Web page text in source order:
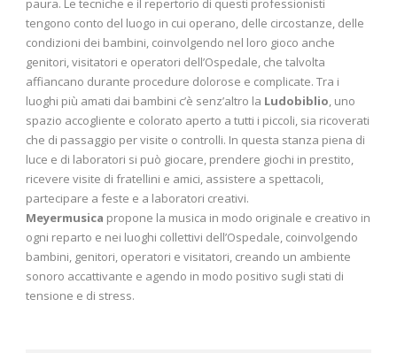
paura. Le tecniche e il repertorio di questi professionisti
tengono conto del luogo in cui operano, delle circostanze, delle
condizioni dei bambini, coinvolgendo nel loro gioco anche
genitori, visitatori e operatori dell’Ospedale, che talvolta
affiancano durante procedure dolorose e complicate. Tra i
luoghi più amati dai bambini c’è senz’altro la Ludobiblio, uno
spazio accogliente e colorato aperto a tutti i piccoli, sia ricoverati
che di passaggio per visite o controlli. In questa stanza piena di
luce e di laboratori si può giocare, prendere giochi in prestito,
ricevere visite di fratellini e amici, assistere a spettacoli,
partecipare a feste e a laboratori creativi.
Meyermusica propone la musica in modo originale e creativo in
ogni reparto e nei luoghi collettivi dell’Ospedale, coinvolgendo
bambini, genitori, operatori e visitatori, creando un ambiente
sonoro accattivante e agendo in modo positivo sugli stati di
tensione e di stress.